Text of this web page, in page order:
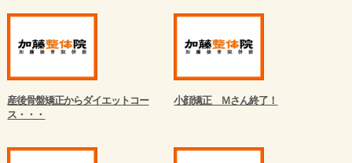
産後骨盤矯正からダイエットコー
ス・・・
小顔矯正 Ｍさん終了！